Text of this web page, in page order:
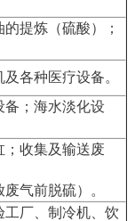
提炼（硫酸）；
各种医疗设备。
备；海水淡化设
；收集及输送废
气前脱硫）。
工厂、制冷机、饮